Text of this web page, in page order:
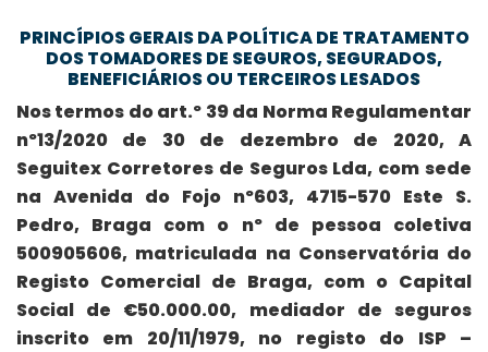
PRINCÍPIOS GERAIS DA POLÍTICA DE TRATAMENTO
DOS TOMADORES DE SEGUROS, SEGURADOS,
BENEFICIÁRIOS OU TERCEIROS LESADOS
Nos termos do art.º 39 da Norma Regulamentar
nº13/2020 de 30 de dezembro de 2020, A
Seguitex Corretores de Seguros Lda, com sede
na Avenida do Fojo nº603, 4715-570 Este S.
Pedro, Braga com o nº de pessoa coletiva
500905606, matriculada na Conservatória do
Registo Comercial de Braga, com o Capital
Social de €50.000.00, mediador de seguros
inscrito em 20/11/1979, no registo do ISP –